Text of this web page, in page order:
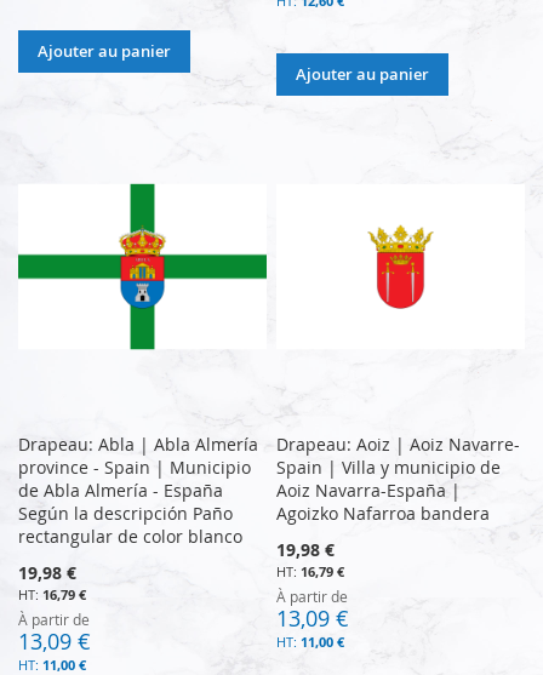
Ajouter au panier
Ajouter au panier
Drapeau: Abla | Abla Almería
province - Spain | Municipio
de Abla Almería - España
Según la descripción Paño
rectangular de color blanco
19,98 €
16,79 €
À partir de
13,09 €
11,00 €
Drapeau: Aoiz | Aoiz Navarre-
Spain | Villa y municipio de
Aoiz Navarra-España |
Agoizko Nafarroa bandera
19,98 €
16,79 €
À partir de
13,09 €
11,00 €